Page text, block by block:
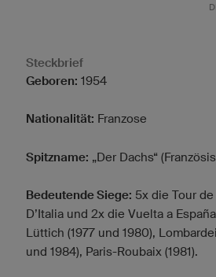
Steckbrief
Geboren: 1954
Nationalität: Franzose
Spitzname: „Der Dachs“
Bedeutende Siege: 5x die Tour
D’Italia und 2x die Vuelta a
Lüttich (1977 und 1980),
und 1984), Paris-Roubaix (1981).